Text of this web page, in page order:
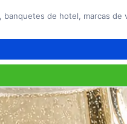
de hotel, marcas de